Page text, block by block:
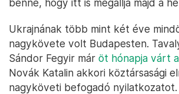
benne, hogy itt is megállja majd a
Ukrajnának több mint két éve
nagykövete volt Budapesten.
Sándor Fegyir már öt hónapja várt
Novák Katalin akkori köztársasági
nagyköveti befogadó nyilatkozatot.